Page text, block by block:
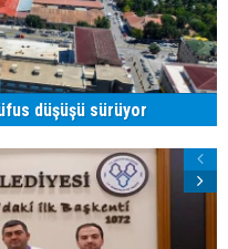
düşüşü sürüyor